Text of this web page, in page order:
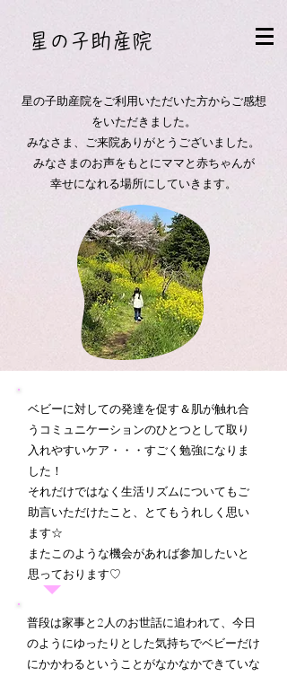
​星の子助産院
星の子助産院をご利用いただいた方からご感想
をいただきました。
みなさま、ご来院ありがとうございました。
​みなさまのお声をもとにママと赤ちゃんが
幸せになれる場所にしていきます。
ベビーに対しての発達を促す＆肌が触れ合
うコミュニケーションのひとつとして取り
入れやすいケア・・・すごく勉強になりま
した！
それだけではなく生活リズムについてもご
助言いただけたこと、とてもうれしく思い
ます☆
​またこのような機会があれば参加したいと
思っております♡
普段は家事と2人のお世話に追われて、今日
のようにゆったりとした気持ちでベビーだけ
にかかわるということがなかなかできていな